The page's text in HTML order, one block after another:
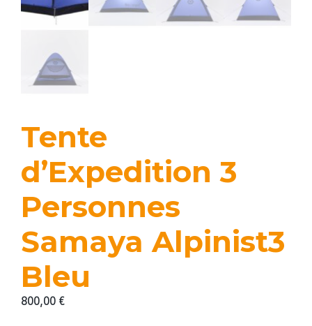
Tente
d’Expedition 3
Personnes
Samaya Alpinist3
Bleu
800,00€